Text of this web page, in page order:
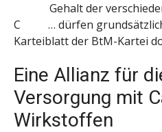
Gehalt der
C … dürfen grundsätzlich
Karteiblatt der BtM-Kartei
Eine Allianz für
Versorgung mit
Wirkstoffen